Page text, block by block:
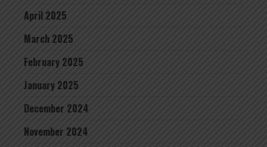
April 2025
March 2025
February 2025
January 2025
December 2024
November 2024